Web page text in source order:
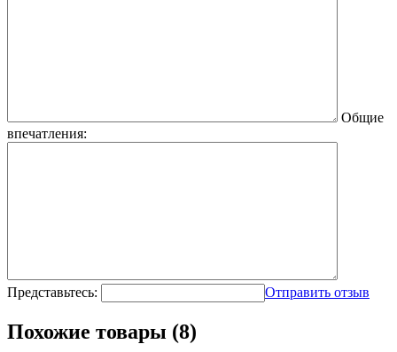
Общие
впечатления:
Представьтесь: Отправить отзыв
Похожие товары (8)